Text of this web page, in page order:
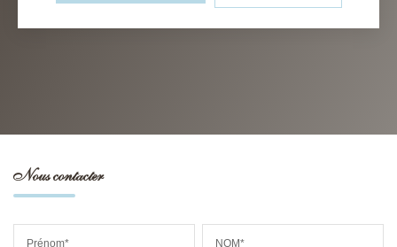
Nous contacter
Prénom* NOM*